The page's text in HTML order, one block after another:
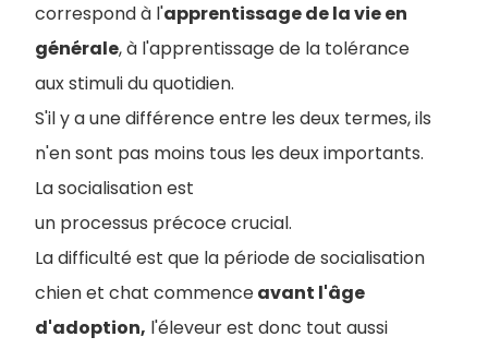
correspond à l'apprentissage de la vie en
générale, à l'apprentissage de la tolérance
aux stimuli du quotidien.
S'il y a une différence entre les deux termes, ils
n'en sont pas moins tous les deux importants.
La socialisation est
un processus précoce crucial.
La difficulté est que la période de socialisation
chien et chat commenceavant l'âge
d'adoption, l'éleveur est donc tout aussi